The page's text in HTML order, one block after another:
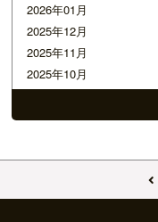
2026年01月
2025年12月
2025年11月
2025年10月
2025年09月
2025年06月
2025年04月